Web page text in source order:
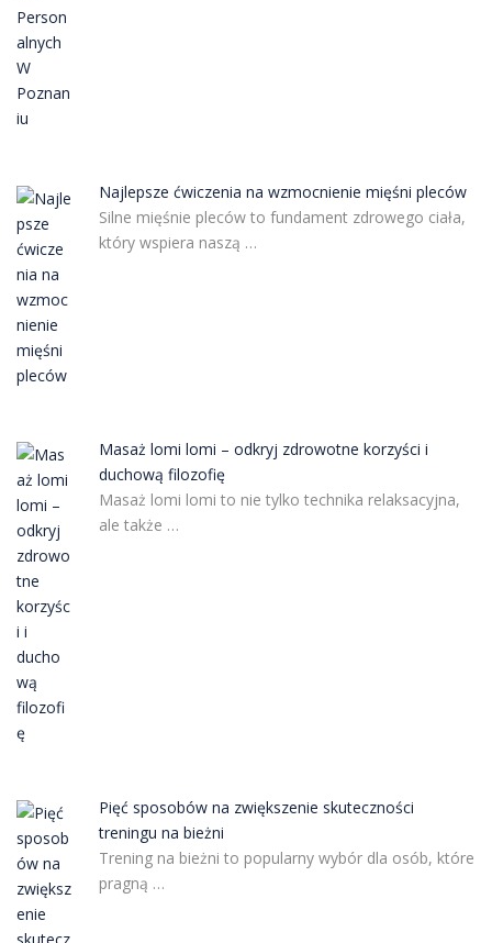
Najlepsze ćwiczenia na wzmocnienie mięśni pleców
Silne mięśnie pleców to fundament zdrowego ciała,
który wspiera naszą …
Masaż lomi lomi – odkryj zdrowotne korzyści i
duchową filozofię
Masaż lomi lomi to nie tylko technika relaksacyjna,
ale także …
Pięć sposobów na zwiększenie skuteczności
treningu na bieżni
Trening na bieżni to popularny wybór dla osób, które
pragną …